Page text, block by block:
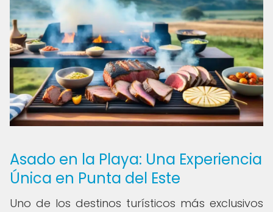
Asado en la Playa: Una Experiencia
Única en Punta del Este
Uno de los destinos turísticos más exclusivos